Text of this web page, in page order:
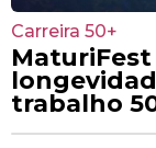
Carreira 50+
trabalho